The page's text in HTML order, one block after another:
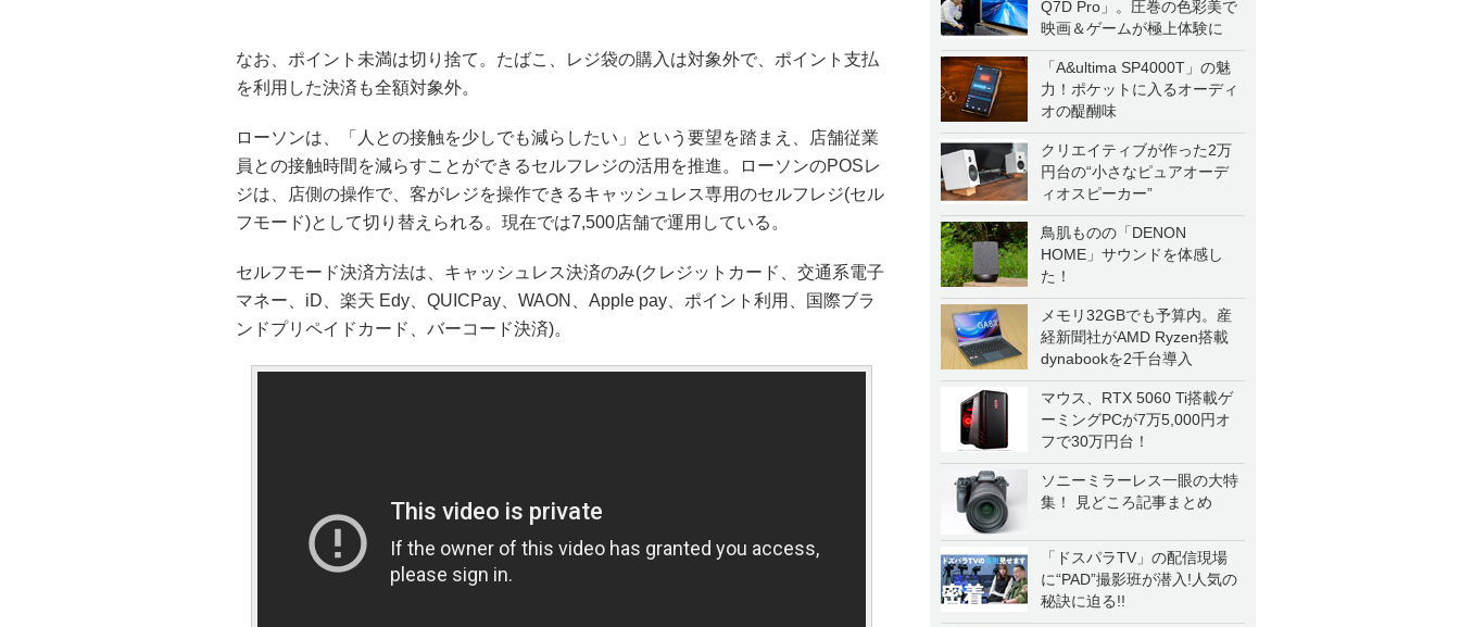
Q7D Pro」。圧巻の色彩美で
映画＆ゲームが極上体験に
「A&ultima SP4000T」の魅
力！ポケットに入るオーディ
オの醍醐味
クリエイティブが作った2万
円台の“小さなピュアオーデ
ィオスピーカー”
鳥肌ものの「DENON
HOME」サウンドを体感し
た！
メモリ32GBでも予算内。産
経新聞社がAMD Ryzen搭載
dynabookを2千台導入
マウス、RTX 5060 Ti搭載ゲ
ーミングPCが7万5,000円オ
フで30万円台！
ソニーミラーレス一眼の大特
集！ 見どころ記事まとめ
「ドスパラTV」の配信現場
に“PAD”撮影班が潜入!人気の
秘訣に迫る!!
なお、ポイント未満は切り捨て。たばこ、レジ袋の購入は対象外で、ポイント支払
を利用した決済も全額対象外。
ローソンは、「人との接触を少しでも減らしたい」という要望を踏まえ、店舗従業
員との接触時間を減らすことができるセルフレジの活用を推進。ローソンのPOSレ
ジは、店側の操作で、客がレジを操作できるキャッシュレス専用のセルフレジ(セル
フモード)として切り替えられる。現在では7,500店舗で運用している。
セルフモード決済方法は、キャッシュレス決済のみ(クレジットカード、交通系電子
マネー、iD、楽天 Edy、QUICPay、WAON、Apple pay、ポイント利用、国際ブラ
ンドプリペイドカード、バーコード決済)。